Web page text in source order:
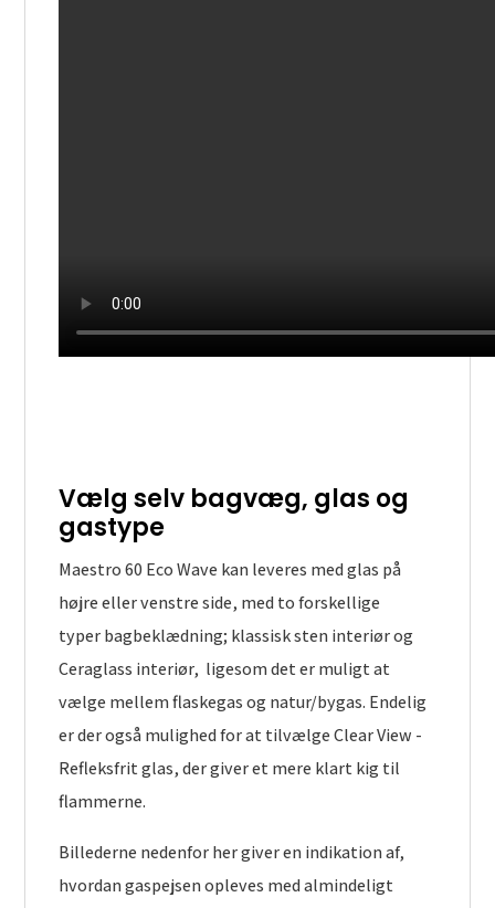
Vælg selv bagvæg, glas og
gastype
Maestro 60 Eco Wave kan leveres med glas på
højre eller venstre side, med to forskellige
typer bagbeklædning; klassisk sten interiør og
Ceraglass interiør, ligesom det er muligt at
vælge mellem flaskegas og natur/bygas. Endelig
er der også mulighed for at tilvælge Clear View -
Refleksfrit glas, der giver et mere klart kig til
flammerne.
Billederne nedenfor her giver en indikation af,
hvordan gaspejsen opleves med almindeligt